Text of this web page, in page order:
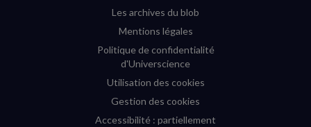
Les archives du blob
Mentions légales
Politique de confidentialité
d'Universcience
Utilisation des cookies
Gestion des cookies
Accessibilité : partiellement